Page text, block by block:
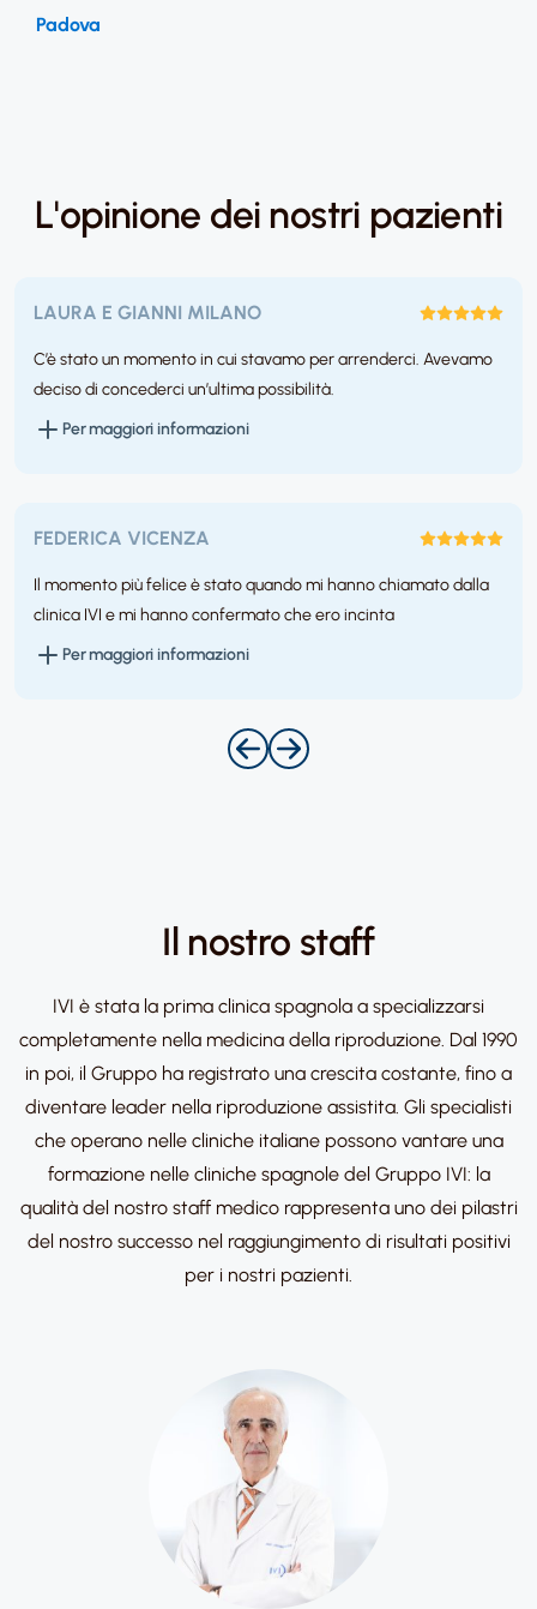
Padova
L'opinione dei nostri pazienti
LAURA E GIANNI MILANO
C’è stato un momento in cui stavamo per arrenderci. Avevamo
deciso di concederci un’ultima possibilità.
Per maggiori informazioni
FEDERICA VICENZA
Il momento più felice è stato quando mi hanno chiamato dalla
clinica IVI e mi hanno confermato che ero incinta
Per maggiori informazioni
Il nostro staff​
IVI è stata la prima clinica spagnola a specializzarsi
completamente nella medicina della riproduzione. Dal 1990
in poi, il Gruppo ha registrato una crescita costante, fino a
diventare leader nella riproduzione assistita. Gli specialisti
che operano nelle cliniche italiane possono vantare una
formazione nelle cliniche spagnole del Gruppo IVI: la
qualità del nostro staff medico rappresenta uno dei pilastri
del nostro successo nel raggiungimento di risultati positivi
per i nostri pazienti.​